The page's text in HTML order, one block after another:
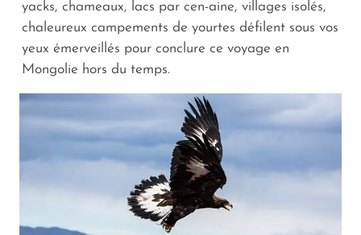
yacks, chameaux, lacs par cen-aine, villages isolés,
chaleureux campements de yourtes défilent sous vos
yeux émerveillés pour conclure ce voyage en
Mongolie hors du temps.